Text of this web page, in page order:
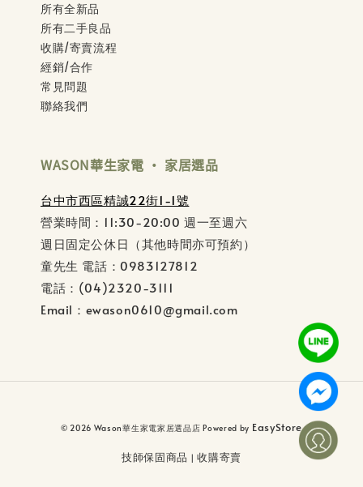
所有全新品
所有二手良品
收購/寄賣流程
經銷/合作
常見問題
聯絡我們
WASON華生家電 ‧ 家居選品
台中市西區精誠22街1-1號
營業時間：11:30-20:00 週一至週六
週日固定公休日（其他時間亦可預約）
童先生 電話：0983127812
電話：(04)2320-3111
Email：ewason0610@gmail.com
© 2026 Wason華生家電家居選品店 Powered by EasyStore
技師保固商品 |收購寄賣